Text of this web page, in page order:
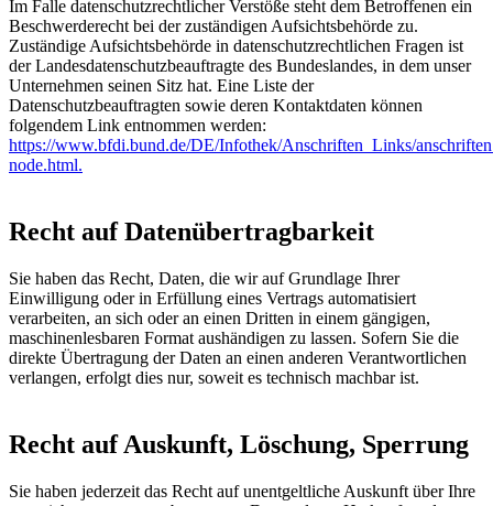
Im Falle datenschutzrechtlicher Verstöße steht dem Betroffenen ein
Beschwerderecht bei der zuständigen Aufsichtsbehörde zu.
Zuständige Aufsichtsbehörde in datenschutzrechtlichen Fragen ist
der Landesdatenschutzbeauftragte des Bundeslandes, in dem unser
Unternehmen seinen Sitz hat. Eine Liste der
Datenschutzbeauftragten sowie deren Kontaktdaten können
folgendem Link entnommen werden:
https://www.bfdi.bund.de/DE/Infothek/Anschriften_Links/
node.html.
Recht auf Datenübertragbarkeit
Sie haben das Recht, Daten, die wir auf Grundlage Ihrer
Einwilligung oder in Erfüllung eines Vertrags automatisiert
verarbeiten, an sich oder an einen Dritten in einem gängigen,
maschinenlesbaren Format aushändigen zu lassen. Sofern Sie die
direkte Übertragung der Daten an einen anderen Verantwortlichen
verlangen, erfolgt dies nur, soweit es technisch machbar ist.
Recht auf Auskunft, Löschung, Sperrung
Sie haben jederzeit das Recht auf unentgeltliche Auskunft über Ihre